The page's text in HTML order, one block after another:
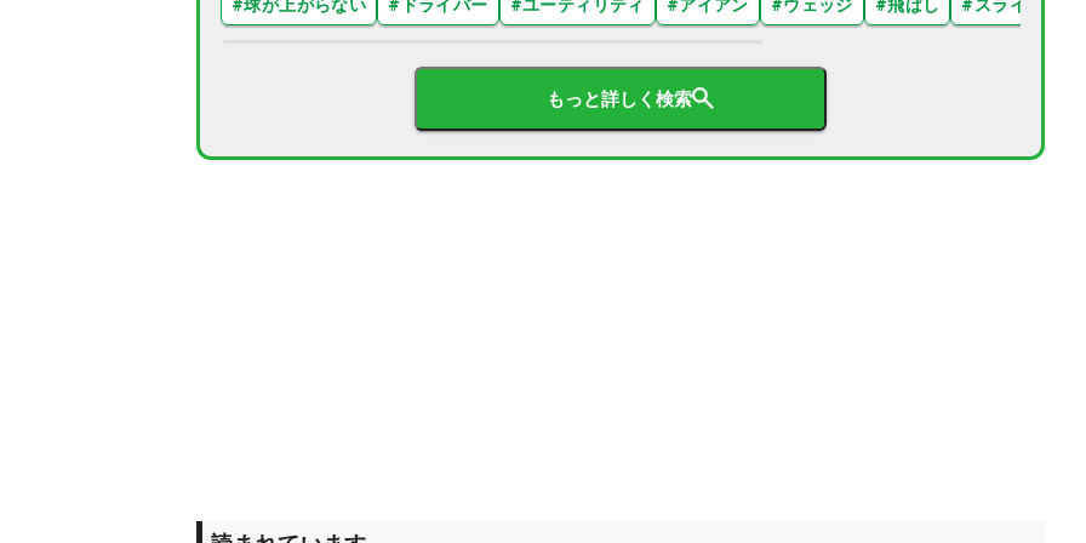
#球が上がらない # ドライバー #ユーティリティ #アイアン #ウェッジ #飛ばし # スライス
もっと詳しく検索